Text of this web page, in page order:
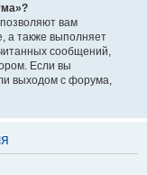
вам
а также выполняет
сообщений,
Если вы
выходом с форума,